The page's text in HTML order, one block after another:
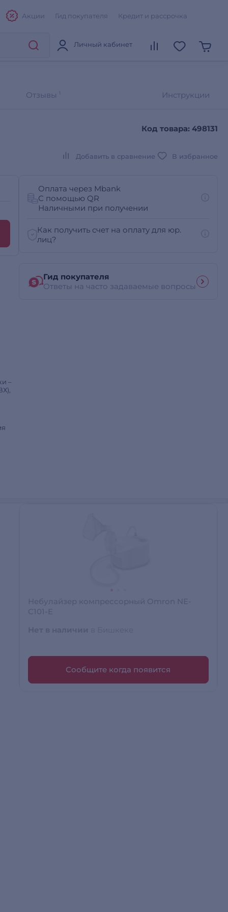
Акции Гид покупателя Кредит и рассрочка
Личный кабинет
Отзывы 1 Инструкции
Код товара: 498131
Добавить в сравнение В избранное
–
Оплата через Mbank
С помощью QR
Наличными при получении
Как получить счет на оплату для юр.
лиц?
Гид покупателя
Ответы на часто задаваемые вопросы
Сообщите когда появится